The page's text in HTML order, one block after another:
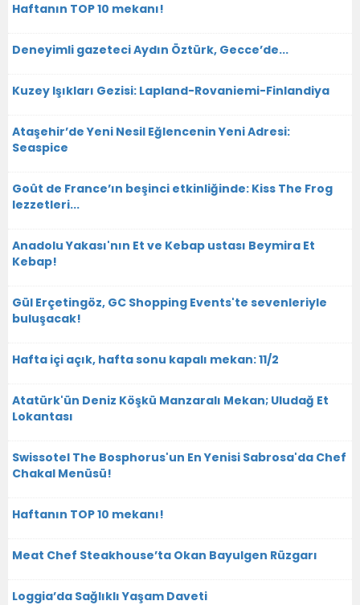
Haftanın TOP 10 mekanı!
Deneyimli gazeteci Aydın Öztürk, Gecce’de...
Kuzey Işıkları Gezisi: Lapland-Rovaniemi-Finlandiya
Ataşehir’de Yeni Nesil Eğlencenin Yeni Adresi:
Seaspice
Goût de France’ın beşinci etkinliğinde: Kiss The Frog
lezzetleri...
Anadolu Yakası'nın Et ve Kebap ustası Beymira Et
Kebap!
Gül Erçetingöz, GC Shopping Events'te sevenleriyle
buluşacak!
Hafta içi açık, hafta sonu kapalı mekan: 11/2
Atatürk'ün Deniz Köşkü Manzaralı Mekan; Uludağ Et
Lokantası
Swissotel The Bosphorus'un En Yenisi Sabrosa'da Chef
Chakal Menüsü!
Haftanın TOP 10 mekanı!
Meat Chef Steakhouse’ta Okan Bayulgen Rüzgarı
Loggia’da Sağlıklı Yaşam Daveti